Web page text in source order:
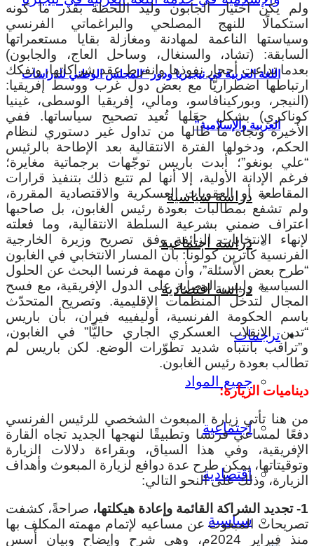
اللغة العربية في نيجيريا ودور “المجلس الوطني للدراسات
العربية والإسلامية”
دراسة سياسية
دراسة اجتماعية
دراسة اقتصادية
ترجمات
جميع المواد
اجتماعية
اقتصادية
سياسية
ولم يكن اختيار الجابون وليد اللحظة بقدر ما كونه
استكمالًا للنهج المصلحي والبراغماتي الفرنسي
وسياستها الناعمة لمهادنة ومغازلة بقايا مستعمراتها
السابقة: (تشاد، والسنغال، وساحل العاج، والجابون)
بعدما تداعت أحجار نفوذها وانفرط عقد شراكاتها، وتفكك
ارتباطها اضطراريًّا مع بعض دول غرب ووسط إفريقيا:
(النيجر، وبوركينافاسو، ومالي، إفريقيا الوسطى، غينيا
كوناكري) بشكل جعَلها تُعيد تصحيح سياساتها. ففي
الأخيرة وتجاه ما طالها من تداول غير دستوري لنظام
الحكم، ودخولها الفترة الانتقالية بعد الإطاحة بالرئيس
“علي بونغو”؛ أبدت باريس توجّهات برجماتية مغايرة؛
فرغم الإدانة الأولية، إلا أنها لم تتبع ذلك بتنفيذ قرارات
المقاطعة أو العقوبات العسكرية والاقتصادية المقررة،
ولم تشفع بمطالبات بعودة رئيس الغابون، بل صاحبها
اعتراف ضمني بشرعية السلطة الانتقالية، وما فعلته
لإنهاء الانتخابات الزائفة وفق تصريح وزيرة الخارجية
الفرنسية كاترين كولونا: بأن المسار الانتخابي في الغابون
“طرح بعض الأسئلة”، وأن مهمة فرنسا البحث عن الحلول
السياسية وليس الوصاية على الدول الإفريقية، مع فسح
المجال لتدخل المنظمات الإقليمية. وتصريح المتحدّث
باسم الحكومة الفرنسية، أوليفييه فيران، بأن باريس
“تدين الانقلاب العسكري الجاري حاليًّا” في الغابون،
و”تراقب بانتباه شديد تطوّرات الوضع. لكن باريس لم
تطالب بعودة رئيس الغابون.
ديناميات الزيارة:
من هنا تأتي زيارة المبعوث الشخصي للرئيس الفرنسي
دفعًا لمساعي فرنسا وتطبيقًا لنهجها الجديد تجاه القارة
الإفريقية، وفي هذا السياق، وبقراءة دلالات الزيارة
وتوقيتاتها، يمكن طرح عدة دوافع لزيارة المبعوث وأهداف
الزيارة، وذلك على النحو التالي:
1- تجديد الشراكة القائمة وإعادة هيكلتها،
صراحةً، كشفت
تصريحات المبعوث عن مساعيه لإتمام مهمته المكلف بها
منذ فبراير 2024م، وهي شرح وإيضاح وبيان أُسس